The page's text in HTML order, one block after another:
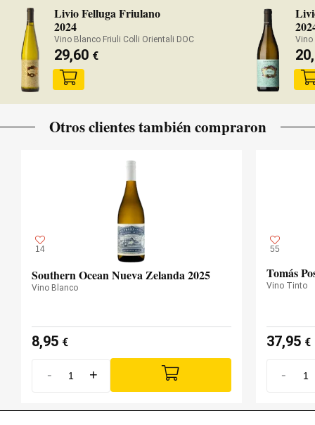
Livio Felluga Friulano
2024
Vino Blanco Friuli Colli Orientali DOC
29,60 €
Vino
Otros clientes también compraron
14
Southern Ocean Nueva Zelanda 2025
Vino Blanco
8,95 €
- +
55
Tomás
Vino Tinto
37,95 €
-